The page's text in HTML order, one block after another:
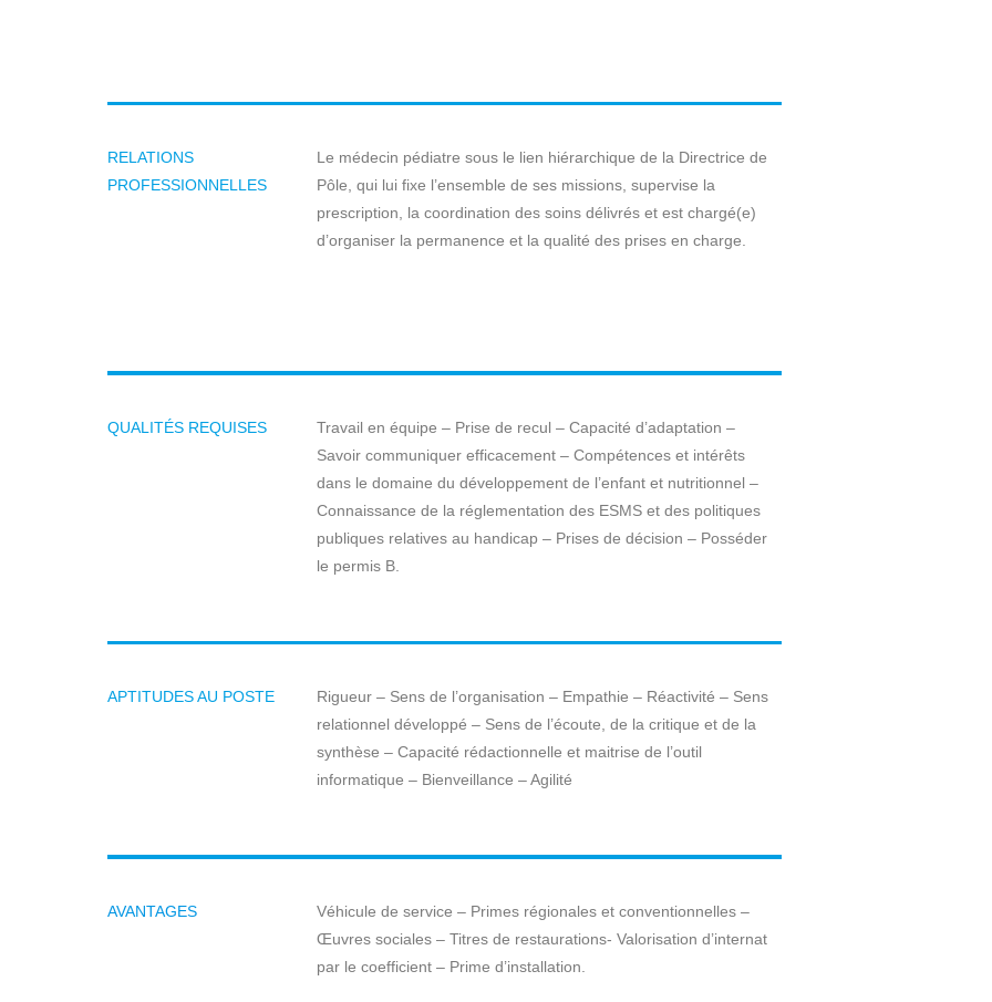
RELATIONS
PROFESSIONNELLES
Le médecin pédiatre sous le lien hiérarchique de la Directrice de
Pôle, qui lui fixe l’ensemble de ses missions, supervise la
prescription, la coordination des soins délivrés et est chargé(e)
d’organiser la permanence et la qualité des prises en charge.
QUALITÉS REQUISES
Travail en équipe – Prise de recul – Capacité d’adaptation –
Savoir communiquer efficacement – Compétences et intérêts
dans le domaine du développement de l’enfant et nutritionnel –
Connaissance de la réglementation des ESMS et des politiques
publiques relatives au handicap – Prises de décision – Posséder
le permis B.
APTITUDES AU POSTE
Rigueur – Sens de l’organisation – Empathie – Réactivité – Sens
relationnel développé – Sens de l’écoute, de la critique et de la
synthèse – Capacité rédactionnelle et maitrise de l’outil
informatique – Bienveillance – Agilité
AVANTAGES
Véhicule de service – Primes régionales et conventionnelles –
Œuvres sociales – Titres de restaurations- Valorisation d’internat
par le coefficient – Prime d’installation.